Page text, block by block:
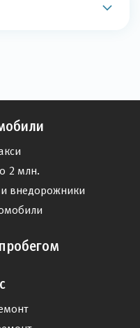
2 млн.
внедорожники